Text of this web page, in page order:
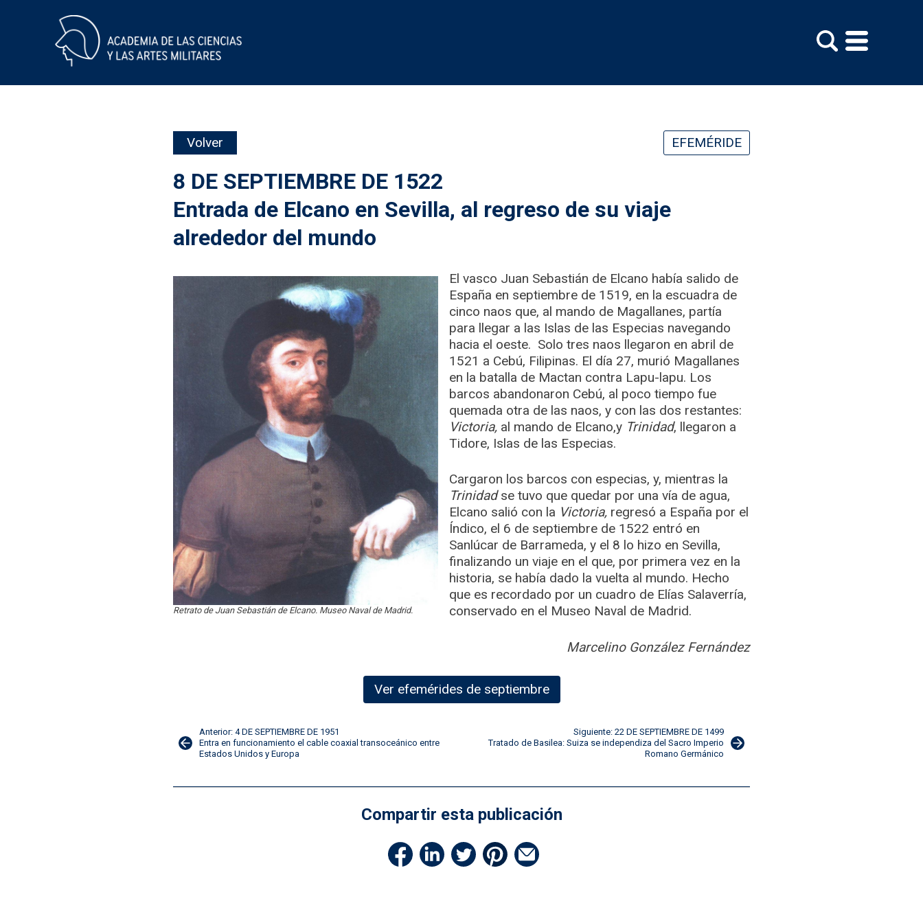
Volver EFEMÉRIDE
8 DE SEPTIEMBRE DE 1522
Entrada de Elcano en Sevilla, al regreso de su viaje
alrededor del mundo
Retrato de Juan Sebastián de Elcano. Museo Naval de Madrid.
El vasco Juan Sebastián de Elcano había salido de
España en septiembre de 1519, en la escuadra de
cinco naos que, al mando de Magallanes, partía
para llegar a las Islas de las Especias navegando
hacia el oeste. Solo tres naos llegaron en abril de
1521 a Cebú, Filipinas. El día 27, murió Magallanes
en la batalla de Mactan contra Lapu-lapu. Los
barcos abandonaron Cebú, al poco tiempo fue
quemada otra de las naos, y con las dos restantes:
Victoria, al mando de Elcano,y Trinidad, llegaron a
Tidore, Islas de las Especias.
Cargaron los barcos con especias, y, mientras la
Trinidadse tuvo que quedar por una vía de agua,
Elcano salió con la Victoria, regresó a España por el
Índico, el 6 de septiembre de 1522 entró en
Sanlúcar de Barrameda, y el 8 lo hizo en Sevilla,
finalizando un viaje en el que, por primera vez en la
historia, se había dado la vuelta al mundo. Hecho
que es recordado por un cuadro de Elías Salaverría,
conservado en el Museo Naval de Madrid.
Marcelino González Fernández
Ver efemérides de septiembre
Navegación
entradas
Anterior: 4 DE SEPTIEMBRE DE 1951
Entra en funcionamiento el cable coaxial transoceánico entre
Estados Unidos y Europa
Siguiente: 22 DE SEPTIEMBRE DE 1499
Tratado de Basilea: Suiza se independiza del Sacro Imperio
Romano Germánico
Compartir esta publicación